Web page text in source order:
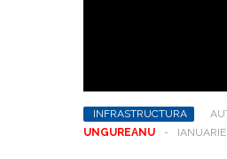
INFRASTRUCTURA
UNGUREANU
-